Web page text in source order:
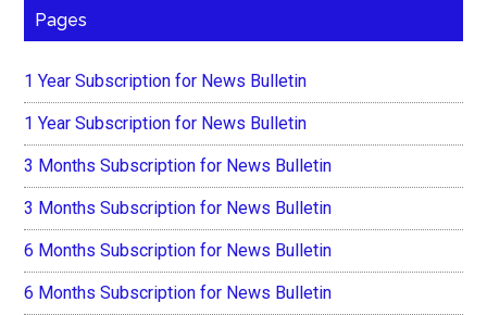
Pages
1 Year Subscription for News Bulletin
1 Year Subscription for News Bulletin
3 Months Subscription for News Bulletin
3 Months Subscription for News Bulletin
6 Months Subscription for News Bulletin
6 Months Subscription for News Bulletin